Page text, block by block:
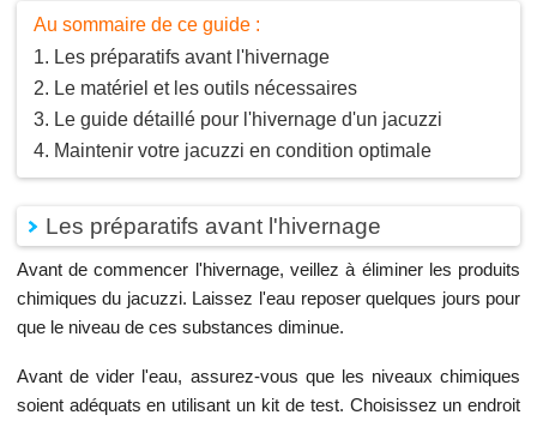
Au sommaire de ce guide :
Les préparatifs avant l'hivernage
Le matériel et les outils nécessaires
Le guide détaillé pour l'hivernage d'un jacuzzi
Maintenir votre jacuzzi en condition optimale
Les préparatifs avant l'hivernage
Avant de commencer l'hivernage, veillez à éliminer les produits
chimiques du jacuzzi. Laissez l'eau reposer quelques jours pour
que le niveau de ces substances diminue.
Avant de vider l'eau, assurez-vous que les niveaux chimiques
soient adéquats en utilisant un kit de test. Choisissez un endroit